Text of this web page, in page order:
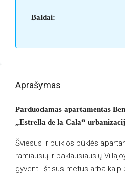
Baldai:
Aprašymas
Parduodamas apartamentas
„Estrella de la Cala“
Šviesus ir puikios būklės
ramiausių ir paklausiausių
gyventi ištisus metus arba kaip